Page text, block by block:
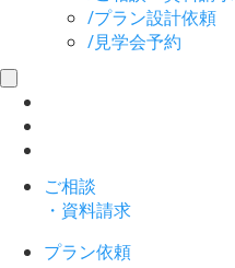
/プラン設計依頼
/見学会予約
toggle
navigation
ご相談
・資料請求
プラン依頼